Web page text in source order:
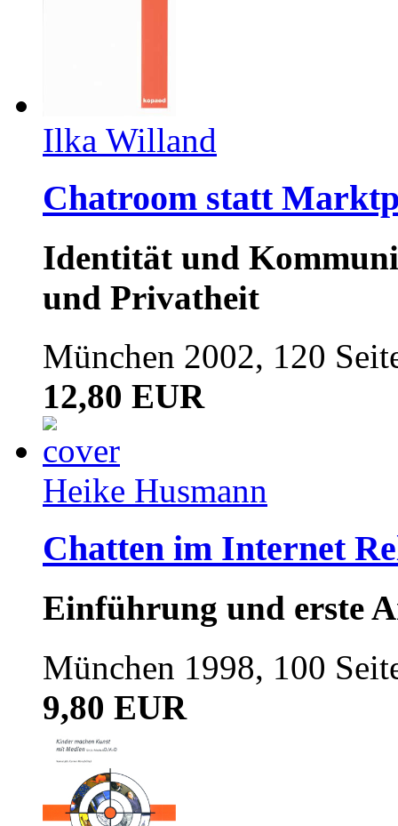
Ilka Willand
Chatroom statt
Identität und
und Privatheit
München 2002, 120
12,80 EUR
Heike Husmann
Chatten im Internet
Einführung und erste
München 1998, 100
9,80 EUR